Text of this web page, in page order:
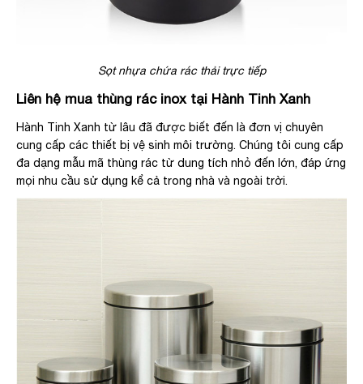
Sọt nhựa chứa rác thải trực tiếp
Liên hệ mua thùng rác inox tại Hành Tinh Xanh
Hành Tinh Xanh từ lâu đã được biết đến là đơn vị chuyên
cung cấp các thiết bị vệ sinh môi trường. Chúng tôi cung cấp
đa dạng mẫu mã thùng rác từ dung tích nhỏ đến lớn, đáp ứng
mọi nhu cầu sử dụng kể cả trong nhà và ngoài trời.